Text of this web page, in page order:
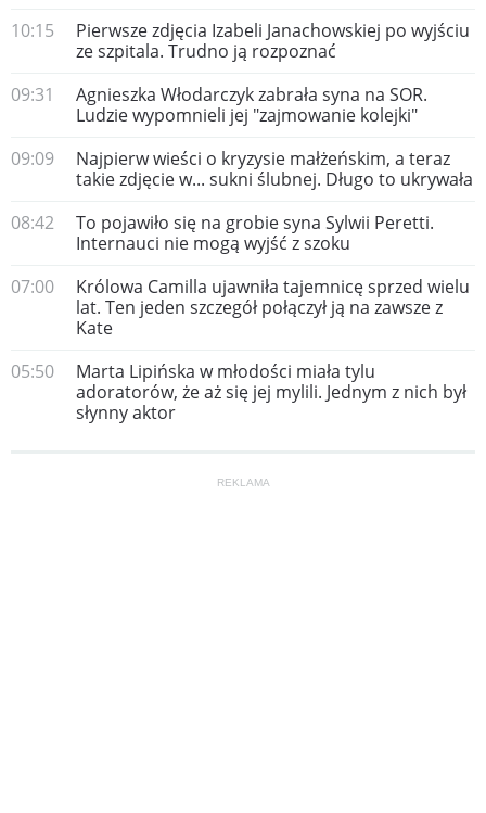
10:15
Pierwsze zdjęcia Izabeli Janachowskiej po wyjściu
ze szpitala. Trudno ją rozpoznać
09:31
Agnieszka Włodarczyk zabrała syna na SOR.
Ludzie wypomnieli jej "zajmowanie kolejki"
09:09
Najpierw wieści o kryzysie małżeńskim, a teraz
takie zdjęcie w... sukni ślubnej. Długo to ukrywała
08:42
To pojawiło się na grobie syna Sylwii Peretti.
Internauci nie mogą wyjść z szoku
07:00
Królowa Camilla ujawniła tajemnicę sprzed wielu
lat. Ten jeden szczegół połączył ją na zawsze z
Kate
05:50
Marta Lipińska w młodości miała tylu
adoratorów, że aż się jej mylili. Jednym z nich był
słynny aktor
REKLAMA